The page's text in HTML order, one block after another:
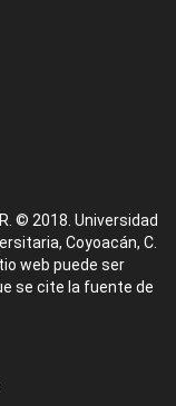
© 2018. Universidad
Coyoacán, C.
web puede ser
se cite la fuente de